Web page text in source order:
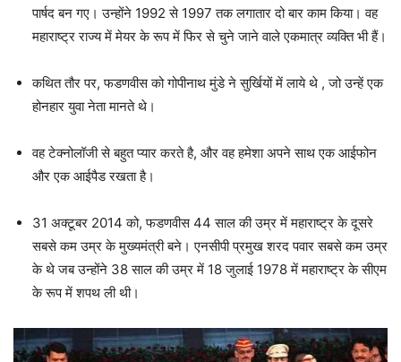
पार्षद बन गए। उन्होंने 1992 से 1997 तक लगातार दो बार काम किया। वह
महाराष्ट्र राज्य में मेयर के रूप में फिर से चुने जाने वाले एकमात्र व्यक्ति भी हैं।
कथित तौर पर, फडणवीस को गोपीनाथ मुंडे ने सुर्खियों में लाये थे , जो उन्हें एक
होनहार युवा नेता मानते थे।
वह टेक्नोलॉजी से बहुत प्यार करते है, और वह हमेशा अपने साथ एक आईफोन
और एक आईपैड रखता है।
31 अक्टूबर 2014 को, फडणवीस 44 साल की उम्र में महाराष्ट्र के दूसरे
सबसे कम उम्र के मुख्यमंत्री बने। एनसीपी प्रमुख शरद पवार सबसे कम उम्र
के थे जब उन्होंने 38 साल की उम्र में 18 जुलाई 1978 में महाराष्ट्र के सीएम
के रूप में शपथ ली थी।